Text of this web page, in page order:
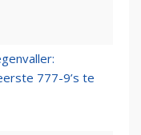
777-9’s te